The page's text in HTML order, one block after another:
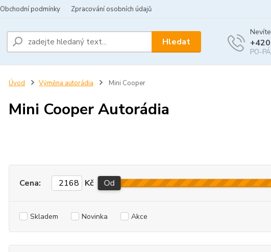
Obchodní podmínky Zpracování osobních údajů
Hledat
PO-
Úvod Výměna autorádia Mini Cooper
Mini Cooper Autorádia
Cena: Kč Od
Skladem Novinka Akce